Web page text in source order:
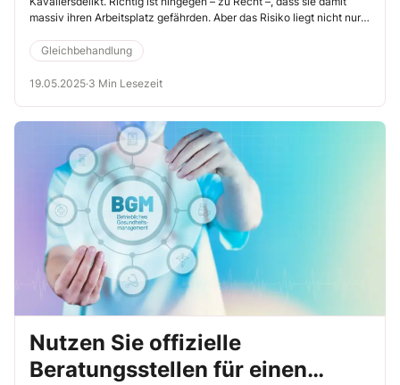
massiv ihren Arbeitsplatz gefährden. Aber das Risiko liegt nicht nur
Gleichbehandlung
19.05.2025·3 Min Lesezeit
Nutzen Sie offizielle
Beratungsstellen für einen